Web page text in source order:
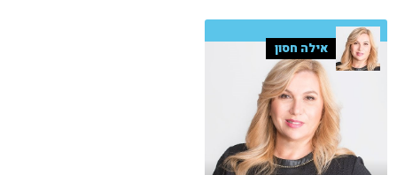
אילה חסון